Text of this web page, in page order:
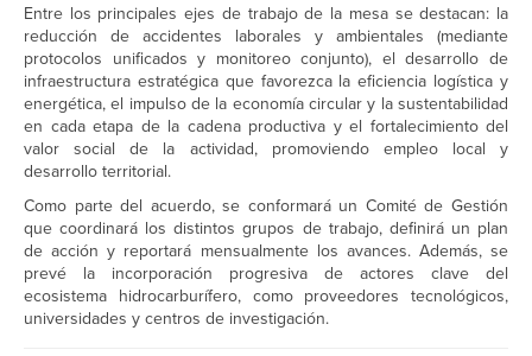
Entre los principales ejes de trabajo de la mesa se destacan: la
reducción de accidentes laborales y ambientales (mediante
protocolos unificados y monitoreo conjunto), el desarrollo de
infraestructura estratégica que favorezca la eficiencia logística y
energética, el impulso de la economía circular y la sustentabilidad
en cada etapa de la cadena productiva y el fortalecimiento del
valor social de la actividad, promoviendo empleo local y
desarrollo territorial.
Como parte del acuerdo, se conformará un Comité de Gestión
que coordinará los distintos grupos de trabajo, definirá un plan
de acción y reportará mensualmente los avances. Además, se
prevé la incorporación progresiva de actores clave del
ecosistema hidrocarburífero, como proveedores tecnológicos,
universidades y centros de investigación.